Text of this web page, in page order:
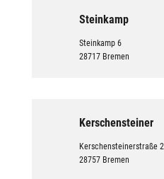
Steinkamp
Steinkamp 6
28717 Bremen
Kerschensteiner
Kerschensteinerstraße 2
28757 Bremen